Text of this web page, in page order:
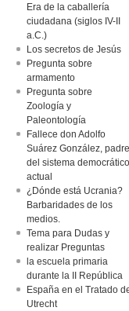
Era de la caballería
ciudadana (siglos IV-II
a.C.)
Los secretos de Jesús
Pregunta sobre
armamento
Pregunta sobre
Zoología y
Paleontología
Fallece don Adolfo
Suárez González, padre
del sistema democrático
actual
¿Dónde está Ucrania?
Barbaridades de los
medios.
Tema para Dudas y
realizar Preguntas
la escuela primaria
durante la II República
España en el Tratado
Utrecht